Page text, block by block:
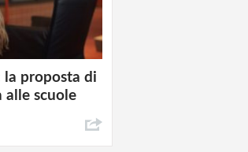
la proposta di
alle scuole